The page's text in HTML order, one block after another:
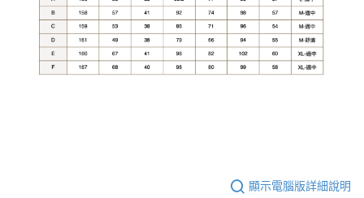
顯示電腦版詳細說明